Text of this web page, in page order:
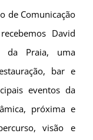
de Comunicação
David
da Praia, uma
bar e
eventos da
próxima e
visão e